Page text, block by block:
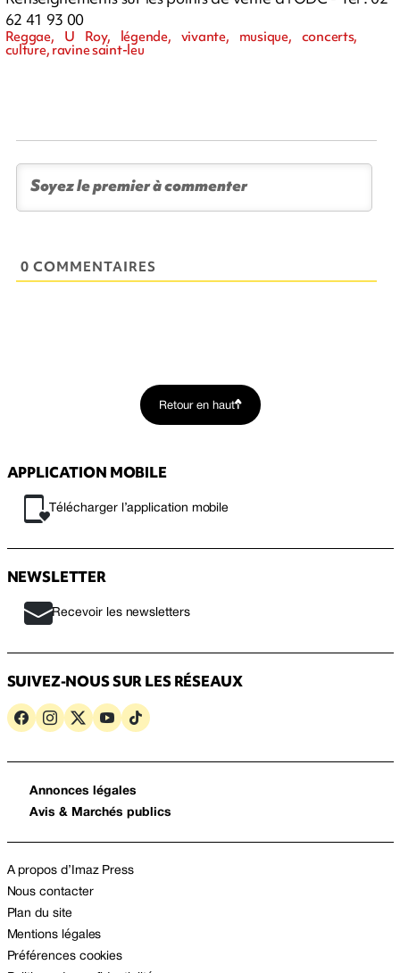
62 41 93 00
Reggae, U Roy, légende, vivante, musique, concerts,
culture, ravine saint-leu
0 COMMENTAIRES
Retour en haut
APPLICATION MOBILE
Télécharger l’application mobile
NEWSLETTER
Recevoir les newsletters
SUIVEZ-NOUS SUR LES RÉSEAUX
Annonces légales
Avis & Marchés publics
A propos d’Imaz Press
Nous contacter
Plan du site
Mentions légales
Préférences cookies